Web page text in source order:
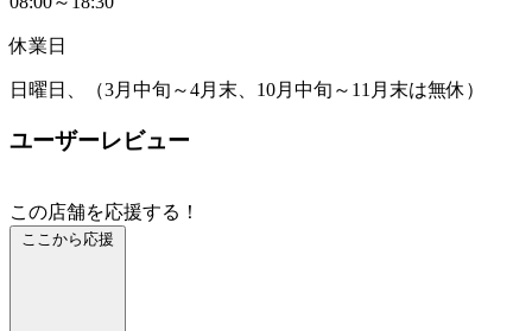
休業日
日曜日、（3月中旬～4月末、10月中旬～11月末は無休）
ユーザーレビュー
この店舗を応援する！
ここから応援